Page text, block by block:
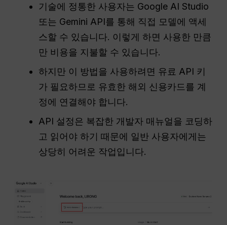
기술에 정통한 사용자는 Google AI Studio
또는 Gemini API를 통해 직접 모델에 액세
스할 수 있습니다. 이렇게 하면 사용한 만큼
만 비용을 지불할 수 있습니다.
하지만 이 방법을 사용하려면 유료 API 키
가 필요하므로 유효한 해외 신용카드를 계
정에 연결해야 합니다.
API 설정은 복잡한 개발자 매뉴얼을 코딩하
고 읽어야 하기 때문에 일반 사용자에게는
상당히 어려운 작업입니다.